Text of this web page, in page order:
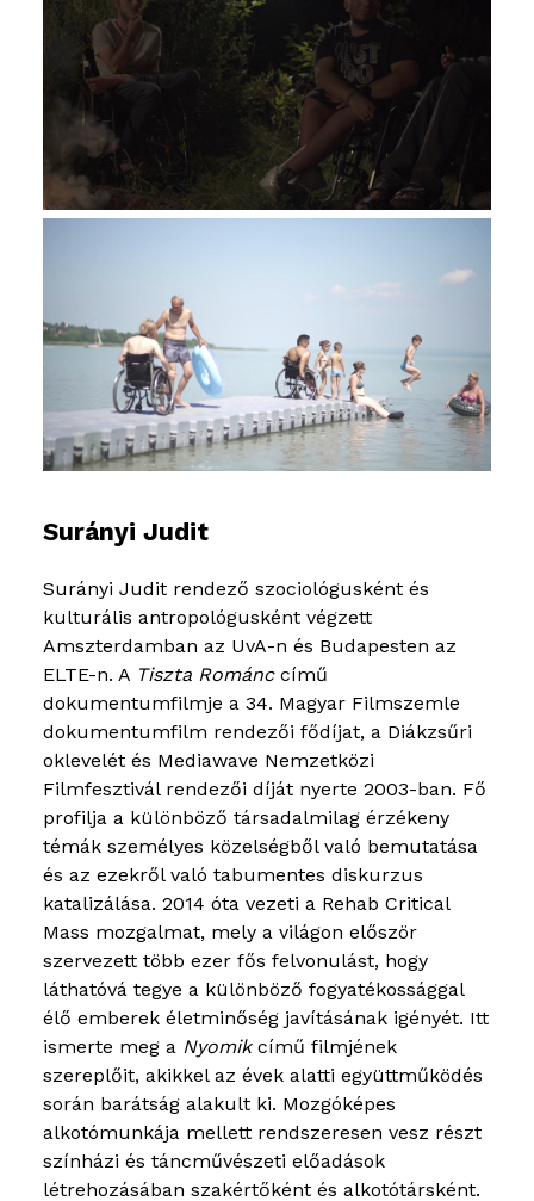
Surányi Judit
Surányi Judit rendező szociológusként és
kulturális antropológusként végzett
Amszterdamban az UvA-n és Budapesten az
ELTE-n. A Tiszta Románccímű
dokumentumfilmje a 34. Magyar Filmszemle
dokumentumfilm rendezői fődíjat, a Diákzsűri
oklevelét és Mediawave Nemzetközi
Filmfesztivál rendezői díját nyerte 2003-ban. Fő
profilja a különböző társadalmilag érzékeny
témák személyes közelségből való bemutatása
és az ezekről való tabumentes diskurzus
katalizálása. 2014 óta vezeti a Rehab Critical
Mass mozgalmat, mely a világon először
szervezett több ezer fős felvonulást, hogy
láthatóvá tegye a különböző fogyatékossággal
élő emberek életminőség javításának igényét. Itt
ismerte meg a Nyomikcímű filmjének
szereplőit, akikkel az évek alatti együttműködés
során barátság alakult ki. Mozgóképes
alkotómunkája mellett rendszeresen vesz részt
színházi és táncművészeti előadások
létrehozásában szakértőként és alkotótársként.